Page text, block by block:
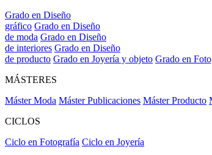
Grado en Diseño
gráfico Grado en Diseño
de moda Grado en Diseño
de interiores Grado en Diseño
de producto Grado en Joyería y objeto Grado en
MÁSTERES
Máster Moda Máster Publicaciones Máster Producto
CICLOS
Ciclo en Fotografía Ciclo en Joyería